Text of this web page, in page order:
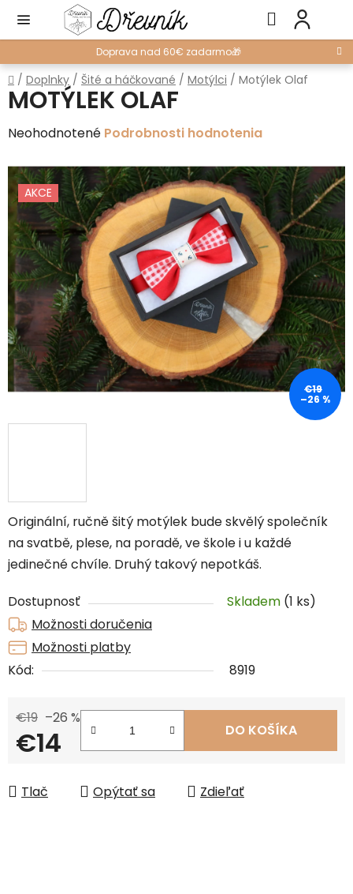
obsah
Doprava nad 60€ zadarmo🎁
Hľadať
Domov
/ Doplnky / Šité a háčkované / Motýlci / Motýlek Olaf
Originální, ručně šitý motýlek bude skvělý společník
na svatbě, plese, na poradě, ve škole i u každé
jedinečné chvíle. Druhý takový nepotkáš.
Dostupnosť Skladem (1 ks)
Možnosti doručenia
Možnosti platby
Kód:
8919
€19 –26 %
€14 DO KOŠÍKA
Tlač Opýtať sa Zdieľať
MOTÝLEK OLAF
Priemerné
produktu
je
0,0
5
hviezdičiek.
Neohodnotené Podrobnosti hodnotenia
AKCE
€19
–26 %